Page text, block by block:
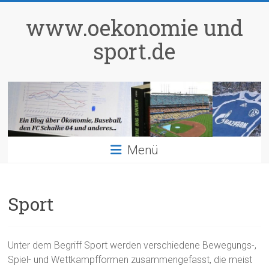
springenwww.oekonomie und
sport.de
Menü
Sport
Unter dem Begriff Sport werden verschiedene Bewegungs-,
Spiel- und Wettkampfformen zusammengefasst, die meist